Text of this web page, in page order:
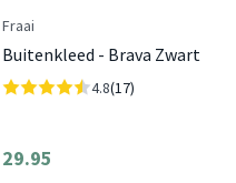
Fraai
Buitenkleed - Brava Zwart
4.8(17)
29.95